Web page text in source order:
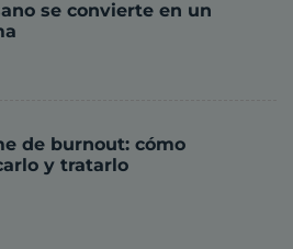
se convierte en un
de burnout: cómo
y tratarlo